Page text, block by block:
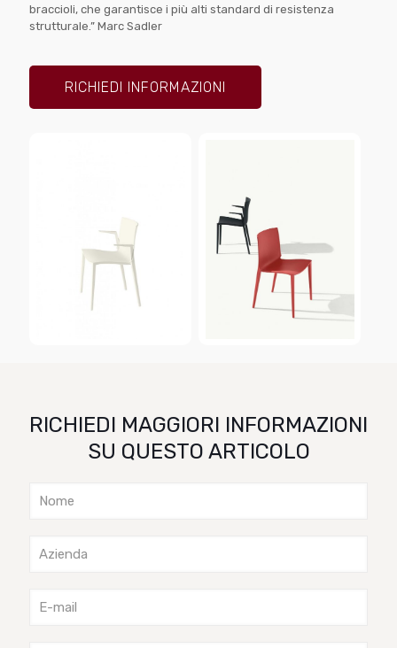
braccioli, che garantisce i più alti standard di resistenza
strutturale.” Marc Sadler
RICHIEDI INFORMAZIONI
RICHIEDI MAGGIORI INFORMAZIONI
SU QUESTO ARTICOLO